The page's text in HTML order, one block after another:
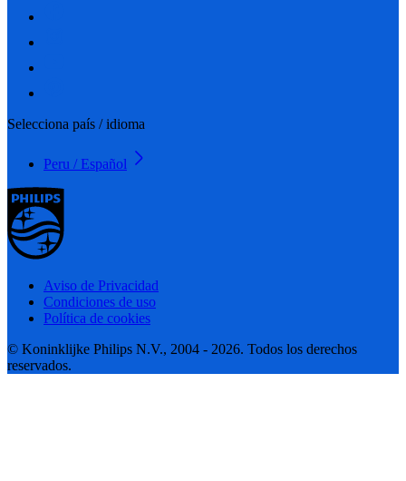
Selecciona país / idioma
Peru / Español
Aviso de Privacidad
Condiciones de uso
Política de cookies
© Koninklijke Philips N.V., 2004 - 2026. Todos los derechos
reservados.